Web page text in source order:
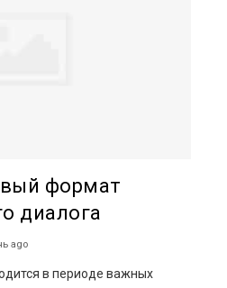
формат
диалога
ago
в периоде важных